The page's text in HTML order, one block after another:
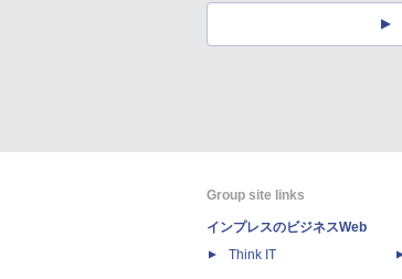
Group site links
インプレスのビジネスWeb
Think IT